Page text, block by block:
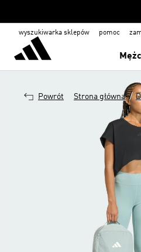
wyszukiwarka sklepów pomoc
Powrót Strona główna /